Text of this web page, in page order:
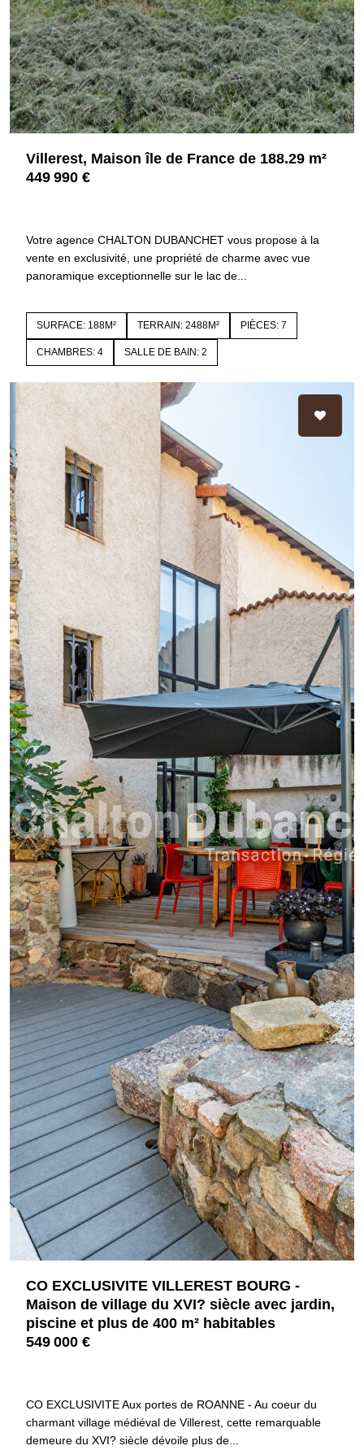
Villerest, Maison île de France de 188.29 m²
449 990 €
Votre agence CHALTON DUBANCHET vous propose à la
vente en exclusivité, une propriété de charme avec vue
panoramique exceptionnelle sur le lac de...
SURFACE: 188M² TERRAIN: 2488M² PIÈCES: 7
CHAMBRES: 4 SALLE DE BAIN: 2
CO EXCLUSIVITE VILLEREST BOURG -
Maison de village du XVI? siècle avec jardin,
piscine et plus de 400 m² habitables
549 000 €
CO EXCLUSIVITE Aux portes de ROANNE - Au coeur du
charmant village médiéval de Villerest, cette remarquable
demeure du XVI? siècle dévoile plus de...